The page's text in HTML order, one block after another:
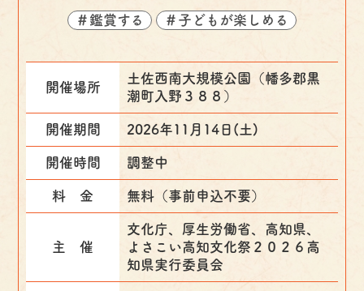
＃鑑賞する ＃子どもが楽しめる
開催場所
土佐西南大規模公園（幡多郡黒
潮町入野３８８）
開催期間 2026年11月14日(土)
開催時間 調整中
料 金 無料（事前申込不要）
主 催
文化庁、厚生労働省、高知県、
よさこい高知文化祭２０２６高
知県実行委員会